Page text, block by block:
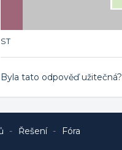
ST
Byla tato odpověď užitečná?
Řešení Fóra